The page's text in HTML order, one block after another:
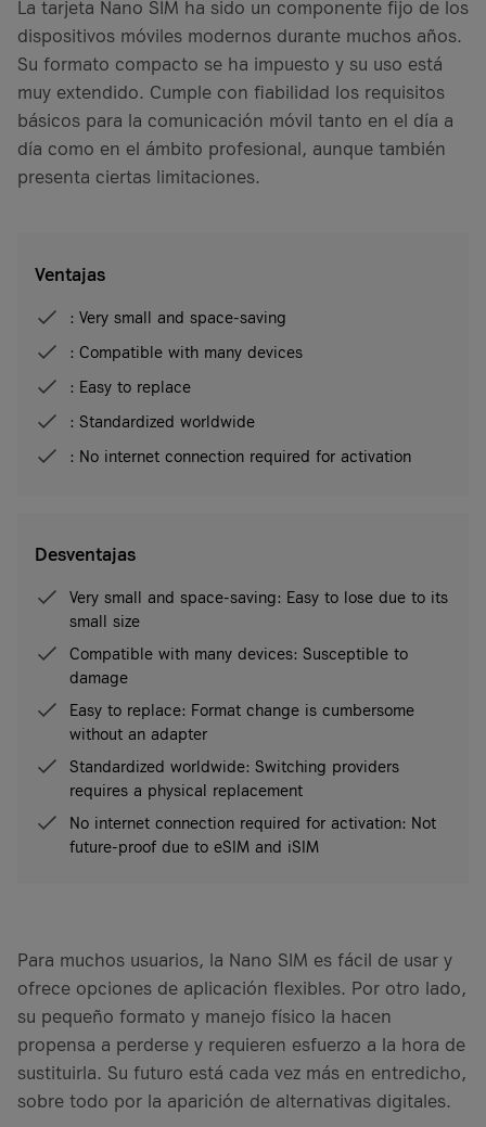
La tarjeta Nano SIM ha sido un componente fijo de los
dispositivos móviles modernos durante muchos años.
Su formato compacto se ha impuesto y su uso está
muy extendido. Cumple con fiabilidad los requisitos
básicos para la comunicación móvil tanto en el día a
día como en el ámbito profesional, aunque también
presenta ciertas limitaciones.
Ventajas
: Very small and space-saving
: Compatible with many devices
: Easy to replace
: Standardized worldwide
: No internet connection required for activation
Desventajas
Very small and space-saving: Easy to lose due to its
small size
Compatible with many devices: Susceptible to
damage
Easy to replace: Format change is cumbersome
without an adapter
Standardized worldwide: Switching providers
requires a physical replacement
No internet connection required for activation: Not
future-proof due to eSIM and iSIM
Para muchos usuarios, la Nano SIM es fácil de usar y
ofrece opciones de aplicación flexibles. Por otro lado,
su pequeño formato y manejo físico la hacen
propensa a perderse y requieren esfuerzo a la hora de
sustituirla. Su futuro está cada vez más en entredicho,
sobre todo por la aparición de alternativas digitales.